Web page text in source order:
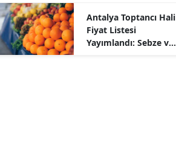
Antalya Toptancı Hali
Fiyat Listesi
Yayımlandı: Sebze ve